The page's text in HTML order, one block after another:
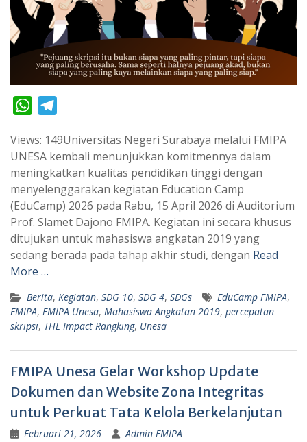
W
a
t
A
p
p
l
e
r
a
m
Views: 149Universitas Negeri Surabaya melalui FMIPA
UNESA kembali menunjukkan komitmennya dalam
meningkatkan kualitas pendidikan tinggi dengan
menyelenggarakan kegiatan Education Camp
(EduCamp) 2026 pada Rabu, 15 April 2026 di Auditorium
Prof. Slamet Dajono FMIPA. Kegiatan ini secara khusus
ditujukan untuk mahasiswa angkatan 2019 yang
sedang berada pada tahap akhir studi, dengan Read
More …
Berita, Kegiatan, SDG 10, SDG 4, SDGs EduCamp FMIPA,
FMIPA, FMIPA Unesa, Mahasiswa Angkatan 2019, percepatan
skripsi, THE Impact Rangking, Unesa
FMIPA Unesa Gelar Workshop Update
Dokumen dan Website Zona Integritas
untuk Perkuat Tata Kelola Berkelanjutan
Februari 21, 2026 Admin FMIPA